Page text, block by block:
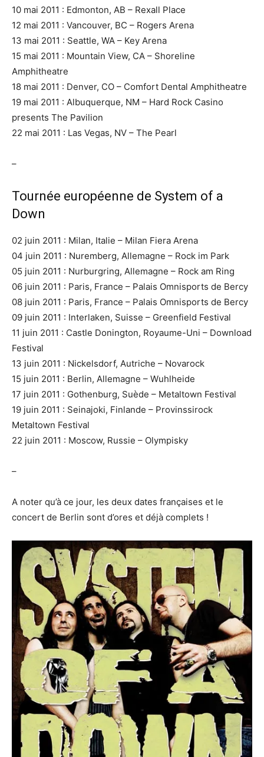
10 mai 2011 : Edmonton, AB – Rexall Place
12 mai 2011 : Vancouver, BC – Rogers Arena
13 mai 2011 : Seattle, WA – Key Arena
15 mai 2011 : Mountain View, CA – Shoreline
Amphitheatre
18 mai 2011 : Denver, CO – Comfort Dental Amphitheatre
19 mai 2011 : Albuquerque, NM – Hard Rock Casino
presents The Pavilion
22 mai 2011 : Las Vegas, NV – The Pearl
–
Tournée européenne de System of a
Down
02 juin 2011 : Milan, Italie – Milan Fiera Arena
04 juin 2011 : Nuremberg, Allemagne – Rock im Park
05 juin 2011 : Nurburgring, Allemagne – Rock am Ring
06 juin 2011 : Paris, France – Palais Omnisports de Bercy
08 juin 2011 : Paris, France – Palais Omnisports de Bercy
09 juin 2011 : Interlaken, Suisse – Greenfield Festival
11 juin 2011 : Castle Donington, Royaume-Uni – Download
Festival
13 juin 2011 : Nickelsdorf, Autriche – Novarock
15 juin 2011 : Berlin, Allemagne – Wuhlheide
17 juin 2011 : Gothenburg, Suède – Metaltown Festival
19 juin 2011 : Seinajoki, Finlande – Provinssirock
Metaltown Festival
22 juin 2011 : Moscow, Russie – Olympisky
–
A noter qu’à ce jour, les deux dates françaises et le
concert de Berlin sont d’ores et déjà complets !